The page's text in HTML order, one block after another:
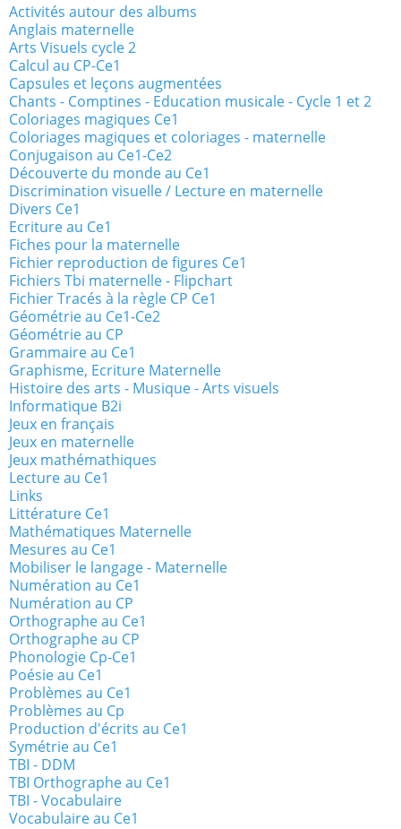
Activités autour des albums
Anglais maternelle
Arts Visuels cycle 2
Calcul au CP-Ce1
Capsules et leçons augmentées
Chants - Comptines - Education musicale - Cycle 1 et 2
Coloriages magiques Ce1
Coloriages magiques et coloriages - maternelle
Conjugaison au Ce1-Ce2
Découverte du monde au Ce1
Discrimination visuelle / Lecture en maternelle
Divers Ce1
Ecriture au Ce1
Fiches pour la maternelle
Fichier reproduction de figures Ce1
Fichiers Tbi maternelle - Flipchart
Fichier Tracés à la règle CP Ce1
Géométrie au Ce1-Ce2
Géométrie au CP
Grammaire au Ce1
Graphisme, Ecriture Maternelle
Histoire des arts - Musique - Arts visuels
Informatique B2i
Jeux en français
Jeux en maternelle
Jeux mathémathiques
Lecture au Ce1
Links
Littérature Ce1
Mathématiques Maternelle
Mesures au Ce1
Mobiliser le langage - Maternelle
Numération au Ce1
Numération au CP
Orthographe au Ce1
Orthographe au CP
Phonologie Cp-Ce1
Poésie au Ce1
Problèmes au Ce1
Problèmes au Cp
Production d'écrits au Ce1
Symétrie au Ce1
TBI - DDM
TBI Orthographe au Ce1
TBI - Vocabulaire
Vocabulaire au Ce1